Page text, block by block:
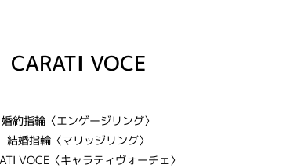
CARATI VOCE
婚約指輪〈エンゲージリング〉
結婚指輪〈マリッジリング〉
VOCE〈キャラティヴォーチェ〉